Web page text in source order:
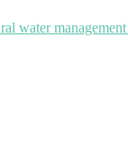
water